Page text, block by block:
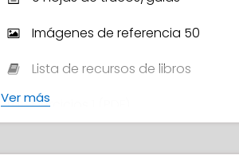
Imágenes de referencia 50
Lista de recursos de libros
Ejercicios 1 (PDF)
Ver más